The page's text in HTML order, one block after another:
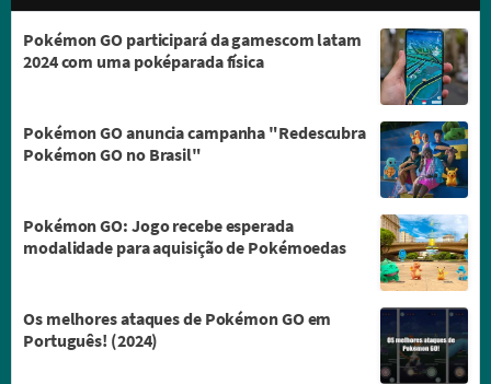
Pokémon GO participará da gamescom latam
2024 com uma poképarada física
Pokémon GO anuncia campanha "Redescubra
Pokémon GO no Brasil"
Pokémon GO: Jogo recebe esperada
modalidade para aquisição de Pokémoedas
Os melhores ataques de Pokémon GO em
Português! (2024)